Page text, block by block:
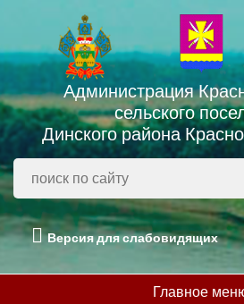
Администрация
сельского
Динского района
Версия для слабовидящих
Главное